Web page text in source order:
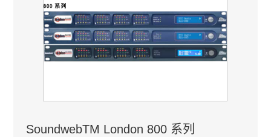
SoundwebTM London 800 系列